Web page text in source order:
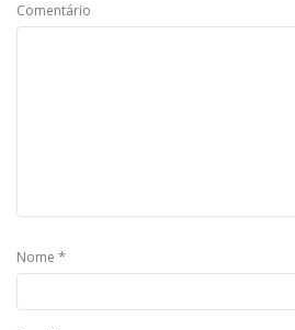
Comentário
Nome *